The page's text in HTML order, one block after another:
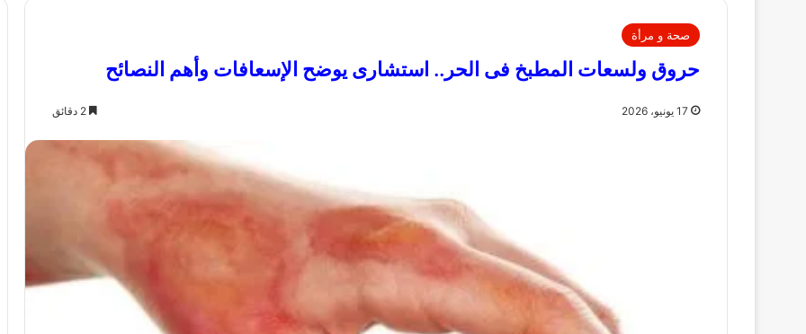
صحة و مرأة
حروق ولسعات المطبخ فى الحر.. استشارى يوضح الإسعافات وأهم النصائح
17 يونيو، 2026